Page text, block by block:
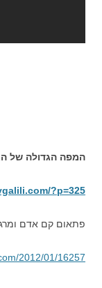
המפה הגדולה של
?p=325
פתאום קם אדם
2012/01/16257